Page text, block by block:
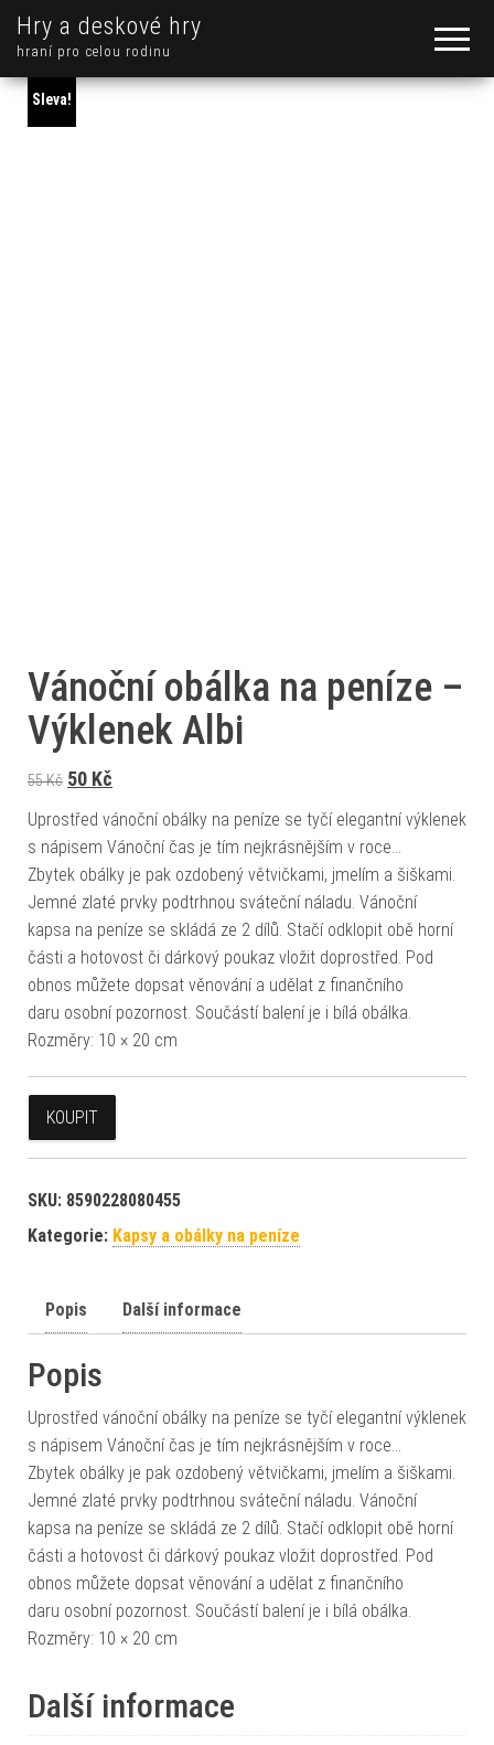
Hry a deskové hry
hraní pro celou rodinu
Sleva!
Vánoční obálka na peníze –
Výklenek Albi
55Kč Původní cena byla: 55 Kč.
50 Kč
Uprostřed vánoční obálky na peníze se tyčí elegantní výklenek
s nápisem Vánoční čas je tím nejkrásnějším v roce…
Zbytek obálky je pak ozdobený větvičkami, jmelím a šiškami.
Jemné zlaté prvky podtrhnou sváteční náladu. Vánoční
kapsa na peníze se skládá ze 2 dílů. Stačí odklopit obě horní
části a hotovost či dárkový poukaz vložit doprostřed. Pod
obnos můžete dopsat věnování a udělat z finančního
daru osobní pozornost. Součástí balení je i bílá obálka.
Rozměry: 10 × 20 cm
KOUPIT
SKU: 8590228080455
Kategorie: Kapsy a obálky na peníze
Popis Další informace
Popis
Uprostřed vánoční obálky na peníze se tyčí elegantní výklenek
s nápisem Vánoční čas je tím nejkrásnějším v roce…
Zbytek obálky je pak ozdobený větvičkami, jmelím a šiškami.
Jemné zlaté prvky podtrhnou sváteční náladu. Vánoční
kapsa na peníze se skládá ze 2 dílů. Stačí odklopit obě horní
části a hotovost či dárkový poukaz vložit doprostřed. Pod
obnos můžete dopsat věnování a udělat z finančního
daru osobní pozornost. Součástí balení je i bílá obálka.
Rozměry: 10 × 20 cm
Další informace